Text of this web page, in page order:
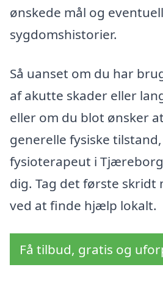
ønskede mål og
sygdomshistorier.
Så uanset om du har
af akutte skader eller
eller om du blot ønsker
generelle fysiske
fysioterapeut i
dig. Tag det første skridt
ved at finde hjælp lokalt.
Få tilbud, gratis og